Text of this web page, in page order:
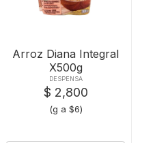
Arroz Diana Integral
X500g
DESPENSA
$ 2,800
(g a $6)